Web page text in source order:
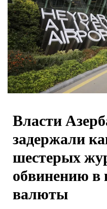
Власти
задержали
шестерых
обвинению в
валюты